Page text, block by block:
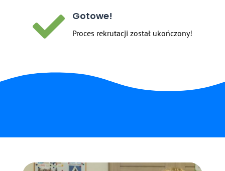
 Gotowe!
Proces rekrutacji został ukończony!